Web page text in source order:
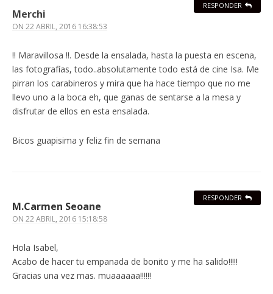
Merchi
ON 22 ABRIL, 2016 16:38:53
!! Maravillosa !!. Desde la ensalada, hasta la puesta en escena,
las fotografías, todo..absolutamente todo está de cine Isa. Me
pirran los carabineros y mira que ha hace tiempo que no me
llevo uno a la boca eh, que ganas de sentarse a la mesa y
disfrutar de ellos en esta ensalada.
Bicos guapisima y feliz fin de semana
RESPONDER
M.Carmen Seoane
ON 22 ABRIL, 2016 15:18:58
Hola Isabel,
Acabo de hacer tu empanada de bonito y me ha salido!!!!!
Gracias una vez mas. muaaaaaa!!!!!!
RESPONDER